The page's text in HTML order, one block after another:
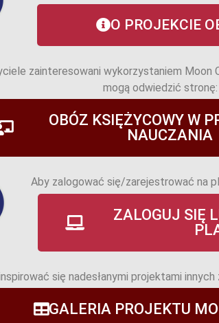
O PROJEKCIE
zainteresowani wykorzystaniem Moon
mogą odwiedzić stronę:
OBÓZ KSIĘŻYCOWY W
NAUCZANIA
Aby zalogować się/zarejestrować na
ZALOGUJ SIĘ
się nadesłanymi projektami
GALERIA PROJEKTU